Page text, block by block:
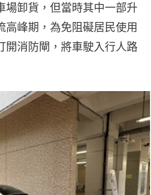
場卸貨，但當時其中一部升
高峰期，為免阻礙居民使用
開消防閘，將車駛入行人路